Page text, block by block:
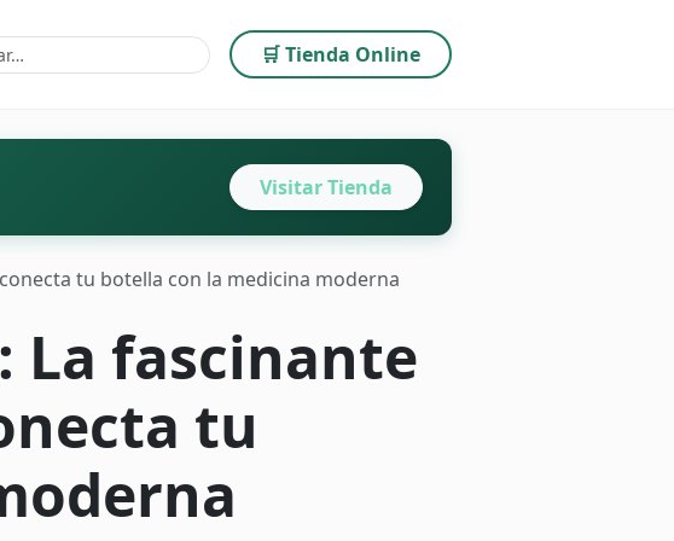
🛒 Tienda Online
Visitar Tienda
tu botella con la medicina moderna
La fascinante
tu